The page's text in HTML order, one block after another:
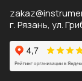
г. Рязань, ул.